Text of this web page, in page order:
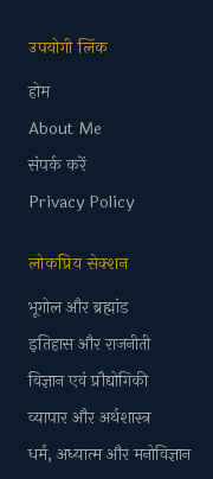
उपयोगी लिंक
होम
About Me
संपर्क करें
Privacy Policy
लोकप्रिय सेक्शन
भूगोल और ब्रह्मांड
इतिहास और राजनीती
विज्ञान एवं प्रौद्योगिकी
व्यापार और अर्थशास्त्र
धर्म, अध्यात्म और मनोविज्ञान